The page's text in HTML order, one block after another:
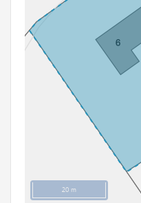
Aanmelden
20 m